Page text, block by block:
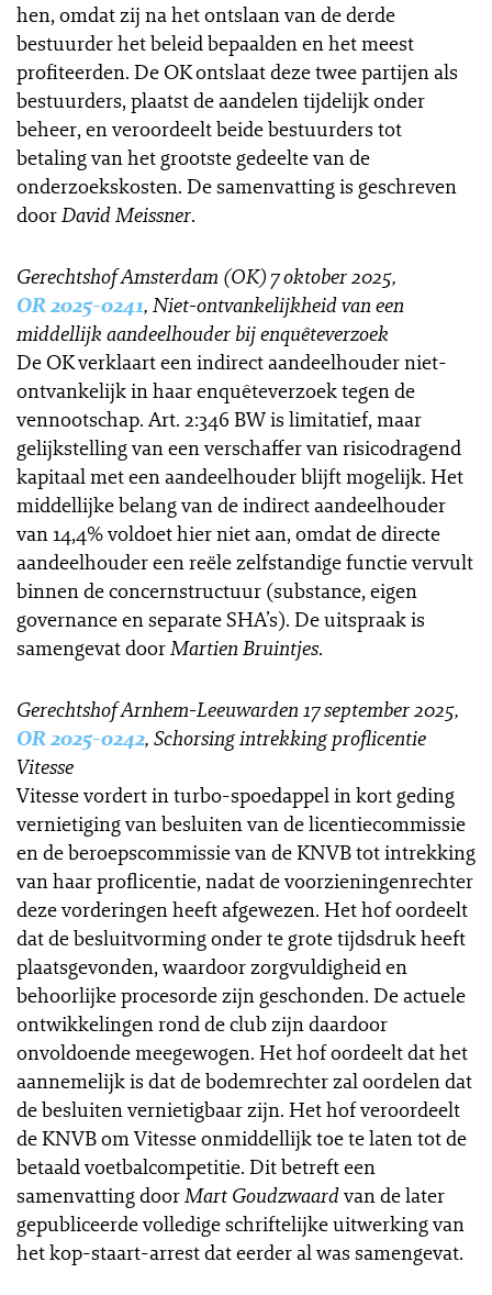
hen, omdat zij na het ontslaan van de derde
bestuurder het beleid bepaalden en het meest
profiteerden. De OK ontslaat deze twee partijen als
bestuurders, plaatst de aandelen tijdelijk onder
beheer, en veroordeelt beide bestuurders tot
betaling van het grootste gedeelte van de
onderzoekskosten. De samenvatting is geschreven
doorDavid Meissner.
Gerechtshof Amsterdam (OK) 7 oktober 2025,
OR 2025-0241, Niet-ontvankelijkheid van een
middellijk aandeelhouder bij enquêteverzoek
De OK verklaart een indirect aandeelhouder niet-
ontvankelijk in haar enquêteverzoek tegen de
vennootschap. Art. 2:346 BW is limitatief, maar
gelijkstelling van een verschaffer van risicodragend
kapitaal met een aandeelhouder blijft mogelijk. Het
middellijke belang van de indirect aandeelhouder
van 14,4% voldoet hier niet aan, omdat de directe
aandeelhouder een reële zelfstandige functie vervult
binnen de concernstructuur (substance, eigen
governance en separate SHA’s). De uitspraak is
samengevat doorMartien Bruintjes.
Gerechtshof Arnhem-Leeuwarden 17 september 2025,
OR 2025-0242, Schorsing intrekking proflicentie
Vitesse
Vitesse vordert in turbo-spoedappel in kort geding
vernietiging van besluiten van de licentiecommissie
en de beroepscommissie van de KNVB tot intrekking
van haar proflicentie, nadat de voorzieningenrechter
deze vorderingen heeft afgewezen. Het hof oordeelt
dat de besluitvorming onder te grote tijdsdruk heeft
plaatsgevonden, waardoor zorgvuldigheid en
behoorlijke procesorde zijn geschonden. De actuele
ontwikkelingen rond de club zijn daardoor
onvoldoende meegewogen. Het hof oordeelt dat het
aannemelijk is dat de bodemrechter zal oordelen dat
de besluiten vernietigbaar zijn. Het hof veroordeelt
de KNVB om Vitesse onmiddellijk toe te laten tot de
betaald voetbalcompetitie. Dit betreft een
samenvatting doorMart Goudzwaardvan de later
gepubliceerde volledige schriftelijke uitwerking van
het kop-staart-arrest dat eerder al was samengevat.